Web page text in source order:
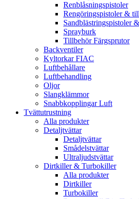
Renblåsningspistoler
Rengöringspistoler &
Sandblästringspistoler
Sprayburk
Tillbehör Färgsprutor
Backventiler
Kyltorkar FIAC
Luftbehållare
Luftbehandling
Oljor
Slangklämmor
Snabbkopplingar Luft
Tvättutrustning
Alla produkter
Detaljtvättar
Detaljtvättar
Smådelstvättar
Ultraljudstvättar
Dirtkiller & Turbokiller
Alla produkter
Dirtkiller
Turbokiller